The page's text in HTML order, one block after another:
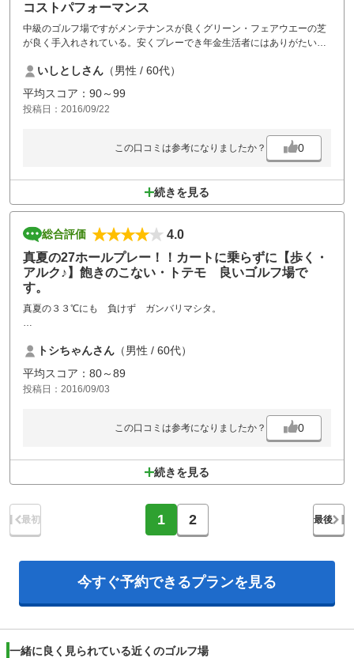
コストパフォーマンス
中級のゴルフ場ですがメンテナンスが良くグリーン・フェアウエーの芝
が良く手入れされている。安くプレーでき年金生活者にはありがたい。
だきました。またコンペを計画したい。
いしとしさん （男性 / 60代）
平均スコア：90～99
投稿日：2016/09/22
この口コミは参考になりましたか？ 0
続きを見る
総合評価
4.0
真夏の27ホールプレー！！カートに乗らずに【歩く・
アルク♪】飽きのこない・トテモ 良いゴルフ場で
す。
真夏の３３℃にも 負けず ガンバリマシタ。
フロントのお嬢さん 感じ良し・・。
27ホール ４０－４３－４２は ボクとしてわ 上出来。
また 挑戦したいですネ♪
トシちゃんさん （男性 / 60代）
平均スコア：80～89
投稿日：2016/09/03
この口コミは参考になりましたか？ 0
続きを見る
最初 1 2 最後
今すぐ予約できるプランを見る
一緒に良く見られている近くのゴルフ場